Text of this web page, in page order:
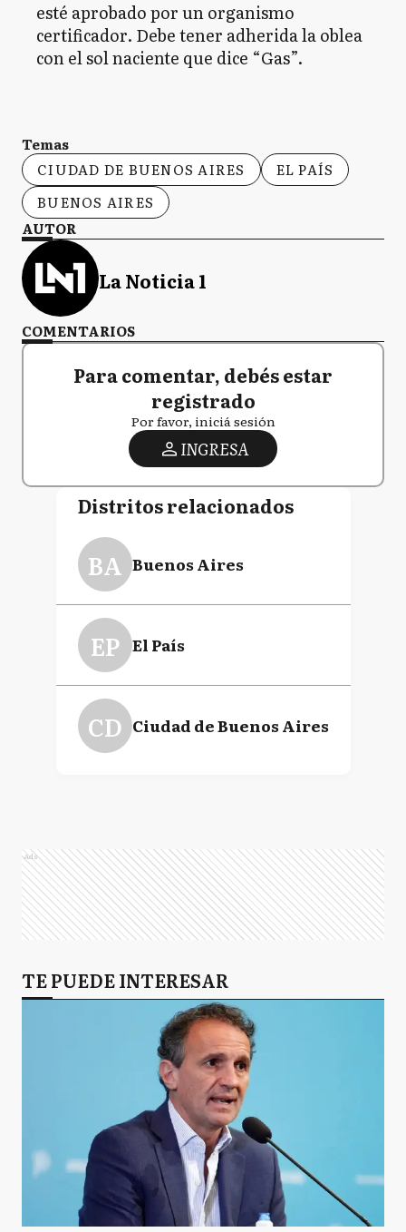
esté aprobado por un organismo
certificador. Debe tener adherida la oblea
con el sol naciente que dice “Gas”.
Temas
CIUDAD DE BUENOS AIRES
EL PAÍS
BUENOS AIRES
AUTOR
La Noticia 1
COMENTARIOS
Para comentar, debés estar
registrado
Por favor, iniciá sesión
INGRESA
Distritos relacionados
BA Buenos Aires
EP El País
CD Ciudad de Buenos Aires
Ads
TE PUEDE INTERESAR